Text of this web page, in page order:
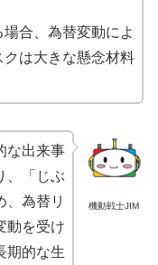
合、為替変動によ
クは大きな懸念材料
機動戦士JIM
な出来事
、「じぶ
、為替リ
動を受け
期的な生